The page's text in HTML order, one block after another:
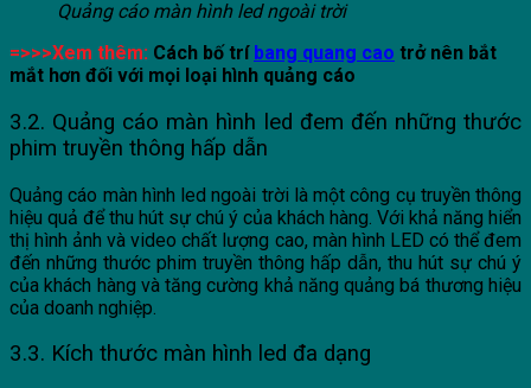
Quảng cáo màn hình led ngoài trời
=>>>Xem thêm: Cách bố trí bang quang cao trở nên bắt
mắt hơn đối với mọi loại hình quảng cáo
3.2. Quảng cáo màn hình led đem đến những thước
phim truyền thông hấp dẫn
Quảng cáo màn hình led ngoài trời là một công cụ truyền thông
hiệu quả để thu hút sự chú ý của khách hàng. Với khả năng hiển
thị hình ảnh và video chất lượng cao, màn hình LED có thể đem
đến những thước phim truyền thông hấp dẫn, thu hút sự chú ý
của khách hàng và tăng cường khả năng quảng bá thương hiệu
của doanh nghiệp.
3.3. Kích thước màn hình led đa dạng